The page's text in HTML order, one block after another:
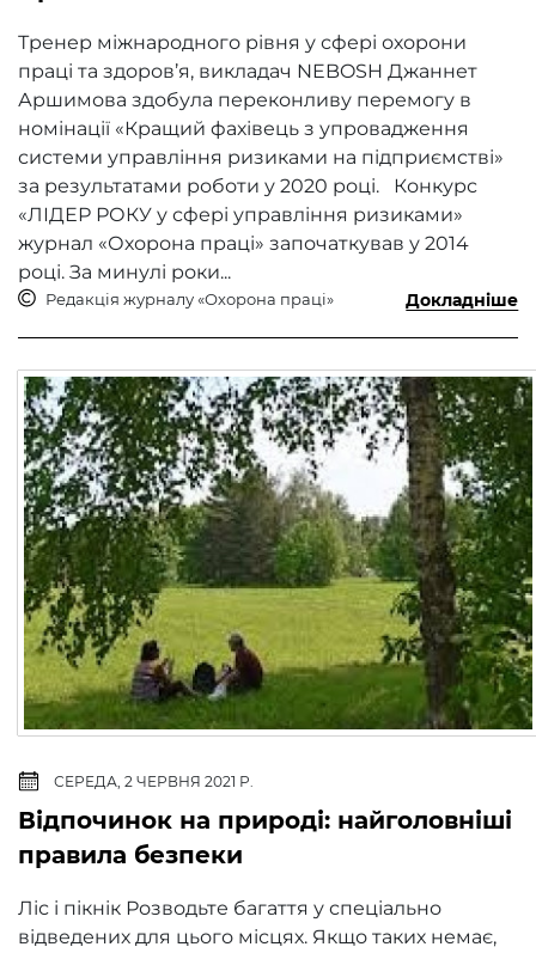
Тренер міжнародного рівня у сфері охорони
праці та здоров’я, викладач NEBOSH Джаннет
Аршимова здобула переконливу перемогу в
номінації «Кращий фахівець з упровадження
системи управління ризиками на підприємстві»
за результатами роботи у 2020 році. Конкурс
«ЛІДЕР РОКУ у сфері управління ризиками»
журнал «Охорона праці» започаткував у 2014
році. За минулі роки...
Редакція журналу «Охорона праці» Докладніше
СЕРЕДА, 2 ЧЕРВНЯ 2021 Р.
Відпочинок на природі: найголовніші
правила безпеки
Ліс і пікнік Розводьте багаття у спеціально
відведених для цього місцях. Якщо таких немає,